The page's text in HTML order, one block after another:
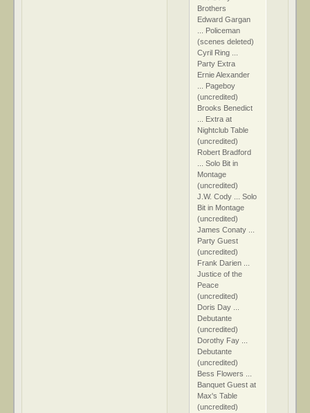
Brothers
Edward Gargan
... Policeman
(scenes deleted)
Cyril Ring ...
Party Extra
Ernie Alexander
... Pageboy
(uncredited)
Brooks Benedict
... Extra at
Nightclub Table
(uncredited)
Robert Bradford
... Solo Bit in
Montage
(uncredited)
J.W. Cody ... Solo
Bit in Montage
(uncredited)
James Conaty ...
Party Guest
(uncredited)
Frank Darien ...
Justice of the
Peace
(uncredited)
Doris Day ...
Debutante
(uncredited)
Dorothy Fay ...
Debutante
(uncredited)
Bess Flowers ...
Banquet Guest at
Max's Table
(uncredited)